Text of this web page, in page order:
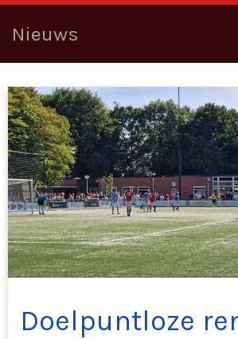
Nieuws
Doelpuntloze